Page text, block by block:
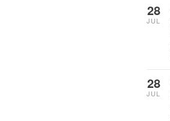
28
JUL
28
JUL